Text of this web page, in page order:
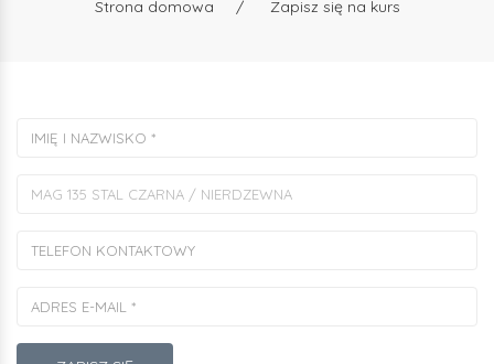
Strona domowa / Zapisz się na kurs